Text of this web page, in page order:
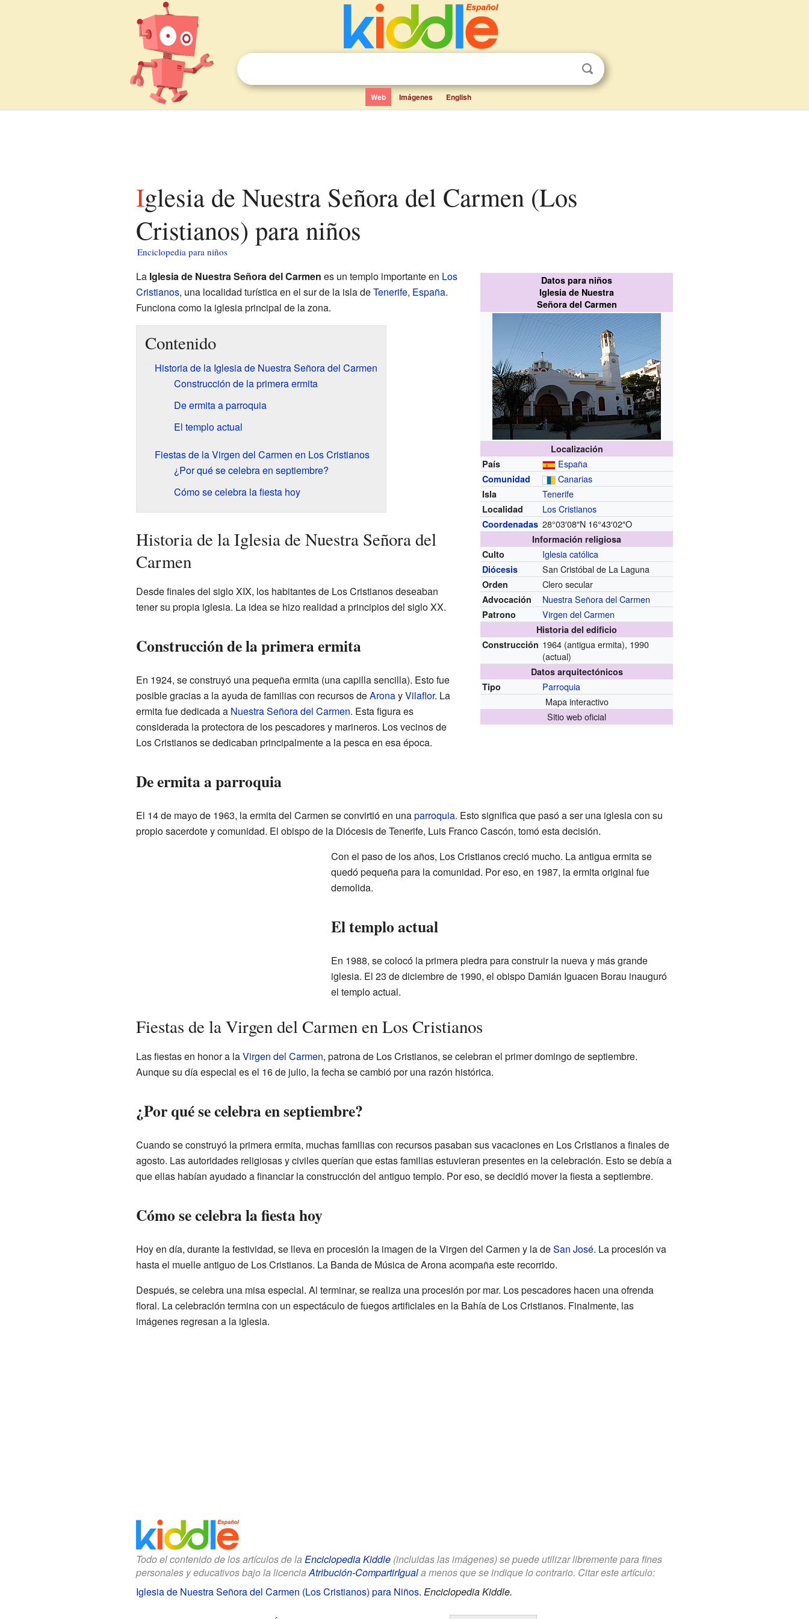
Web Imágenes English
Iglesia de Nuestra Señora del Carmen (Los
Cristianos) para niños
Enciclopedia para niños
Datos para niños
Iglesia de Nuestra
Señora del Carmen
Localización
País
España
Comunidad Canarias
Isla Tenerife
Localidad Los Cristianos
Coordenadas 28°03′08″N 16°43′02″O
Información religiosa
Culto
Iglesia católica
Diócesis San Cristóbal de La Laguna
Orden Clero secular
Advocación Nuestra Señora del Carmen
Patrono Virgen del Carmen
Historia del edificio
Construcción 1964 (antigua ermita), 1990
(actual)
Datos arquitectónicos
Tipo
Parroquia
Mapa interactivo
Sitio web oficial
La Iglesia de Nuestra Señora del Carmen es un templo importante en Los
Cristianos, una localidad turística en el sur de la isla deTenerife, España.
Funciona como la iglesia principal de la zona.
Contenido
Historia de la Iglesia de Nuestra Señora del Carmen
Construcción de la primera ermita
De ermita a parroquia
El templo actual
Fiestas de la Virgen del Carmen en Los Cristianos
¿Por qué se celebra en septiembre?
Cómo se celebra la fiesta hoy
Historia de la Iglesia de Nuestra Señora del
Carmen
Desde finales del siglo XIX, los habitantes de Los Cristianos deseaban
tener su propia iglesia. La idea se hizo realidad a principios del siglo XX.
Construcción de la primera ermita
En 1924, se construyó una pequeña ermita (una capilla sencilla). Esto fue
posible gracias a la ayuda de familias con recursos deAronayVilaflor. La
ermita fue dedicada a Nuestra Señora del Carmen. Esta figura es
considerada la protectora de los pescadores y marineros. Los vecinos de
Los Cristianos se dedicaban principalmente a la pesca en esa época.
De ermita a parroquia
El 14 de mayo de 1963, la ermita del Carmen se convirtió en unaparroquia. Esto significa que pasó a ser una iglesia con su
propio sacerdote y comunidad. El obispo de la Diócesis de Tenerife, Luis Franco Cascón, tomó esta decisión.
Con el paso de los años, Los Cristianos creció mucho. La antigua ermita se
quedó pequeña para la comunidad. Por eso, en 1987, la ermita original fue
demolida.
El templo actual
En 1988, se colocó la primera piedra para construir la nueva y más grande
iglesia. El 23 de diciembre de 1990, el obispo Damián Iguacen Borau inauguró
el templo actual.
Fiestas de la Virgen del Carmen en Los Cristianos
Las fiestas en honor a laVirgen del Carmen, patrona de Los Cristianos, se celebran el primer domingo de septiembre.
Aunque su día especial es el 16 de julio, la fecha se cambió por una razón histórica.
¿Por qué se celebra en septiembre?
Cuando se construyó la primera ermita, muchas familias con recursos pasaban sus vacaciones en Los Cristianos a finales de
agosto. Las autoridades religiosas y civiles querían que estas familias estuvieran presentes en la celebración. Esto se debía a
que ellas habían ayudado a financiar la construcción del antiguo templo. Por eso, se decidió mover la fiesta a septiembre.
Cómo se celebra la fiesta hoy
Hoy en día, durante la festividad, se lleva en procesión la imagen de la Virgen del Carmen y la deSan José. La procesión va
hasta el muelle antiguo de Los Cristianos. La Banda de Música de Arona acompaña este recorrido.
Después, se celebra una misa especial. Al terminar, se realiza una procesión por mar. Los pescadores hacen una ofrenda
floral. La celebración termina con un espectáculo de fuegos artificiales en la Bahía de Los Cristianos. Finalmente, las
imágenes regresan a la iglesia.
Todo el contenido de los artículos de la Enciclopedia Kiddle(incluidas las imágenes) se puede utilizar libremente para fines
personales y educativos bajo la licenciaAtribución-CompartirIguala menos que se indique lo contrario. Citar este artículo:
Iglesia de Nuestra Señora del Carmen (Los Cristianos) para Niños. Enciclopedia Kiddle.